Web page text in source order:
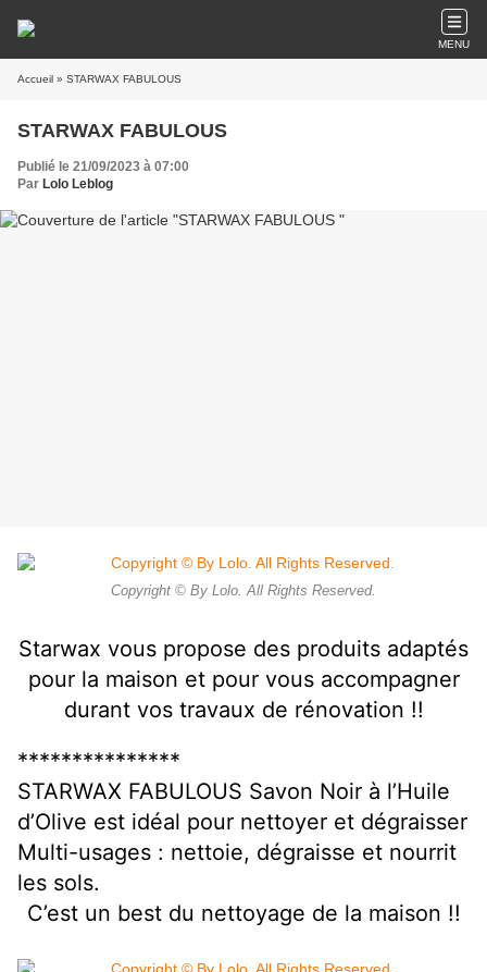
MENU
Accueil » STARWAX FABULOUS
STARWAX FABULOUS
Publié le 21/09/2023 à 07:00
Par Lolo Leblog
Copyright © By Lolo. All Rights Reserved.
Starwax vous propose des produits adaptés
pour la maison et pour vous accompagner
durant vos travaux de rénovation !!
***************
STARWAX FABULOUS Savon Noir à l’Huile
d’Olive est idéal pour nettoyer et dégraisser
Multi-usages : nettoie, dégraisse et nourrit
les sols.
C’est un best du nettoyage de la maison !!